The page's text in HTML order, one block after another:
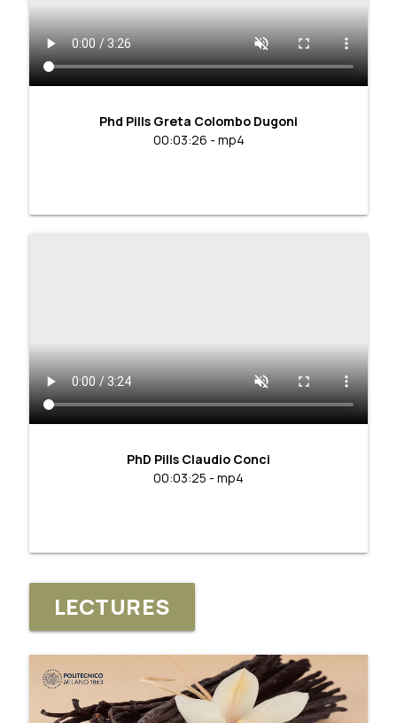
Phd Pills Greta Colombo Dugoni
00:03:26 - mp4
PhD Pills Claudio Conci
00:03:25 - mp4
LECTURES